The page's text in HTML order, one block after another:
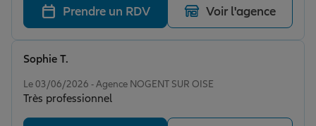
Prendre un RDV Voir l'agence
Le 03/06/2026 - Agence NOGENT SUR OISE
Très professionnel
Sophie T.